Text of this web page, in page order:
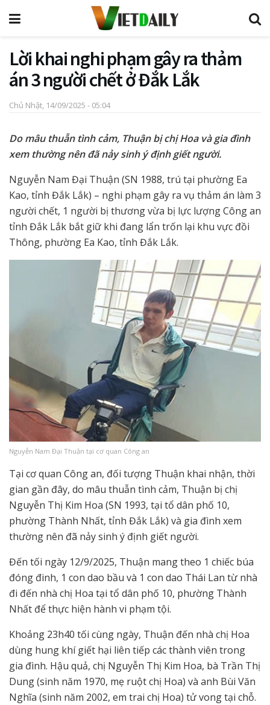
Lời khai nghi phạm gây ra thảm
án 3 người chết ở Đắk Lắk
Chủ Nhật, 14/09/2025 - 05:04
Do mâu thuẫn tình cảm, Thuận bị chị Hoa và gia đình
xem thường nên đã nảy sinh ý định giết người.
Nguyễn Nam Đại Thuận (SN 1988, trú tại phường Ea
Kao, tỉnh Đắk Lắk) – nghi phạm gây ra vụ thảm án làm 3
người chết, 1 người bị thương vừa bị lực lượng Công an
tỉnh Đắk Lắk bắt giữ khi đang lẩn trốn lại khu vực đồi
Thông, phường Ea Kao, tỉnh Đắk Lắk.
Nguyễn Nam Đại Thuận tại cơ quan Công an
Tại cơ quan Công an, đối tượng Thuận khai nhận, thời
gian gần đây, do mâu thuẫn tình cảm, Thuận bị chị
Nguyễn Thị Kim Hoa (SN 1993, tại tổ dân phố 10,
phường Thành Nhất, tỉnh Đắk Lắk) và gia đình xem
thường nên đã nảy sinh ý định giết người.
Đến tối ngày 12/9/2025, Thuận mang theo 1 chiếc búa
đóng đinh, 1 con dao bầu và 1 con dao Thái Lan từ nhà
đi đến nhà chị Hoa tại tổ dân phố 10, phường Thành
Nhất để thực hiện hành vi phạm tội.
Khoảng 23h40 tối cùng ngày, Thuận đến nhà chị Hoa
dùng hung khí giết hại liên tiếp các thành viên trong
gia đình. Hậu quả, chị Nguyễn Thị Kim Hoa, bà Trần Thị
Dung (sinh năm 1970, mẹ ruột chị Hoa) và anh Bùi Văn
Nghĩa (sinh năm 2002, em trai chị Hoa) tử vong tại chỗ.